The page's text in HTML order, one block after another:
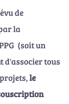
de
la
(soit un
d'associer tous
le